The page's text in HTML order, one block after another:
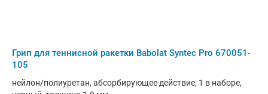
Грип для теннисной ракетки Babolat Syntec Pro 670051-
105
нейлон/полиуретан, абсорбирующее действие, 1 в наборе,